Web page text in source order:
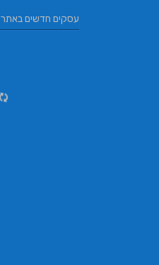
עסקים חדשים באתר